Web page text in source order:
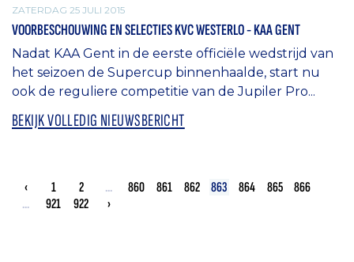
ZATERDAG 25 JULI 2015
VOORBESCHOUWING EN SELECTIES KVC WESTERLO - KAA GENT
Nadat KAA Gent in de eerste officiële wedstrijd van
het seizoen de Supercup binnenhaalde, start nu
ook de reguliere competitie van de Jupiler Pro...
BEKIJK VOLLEDIG NIEUWSBERICHT
‹ 1 2 ... 860 861 862 863 864 865
866
...
921 922 ›